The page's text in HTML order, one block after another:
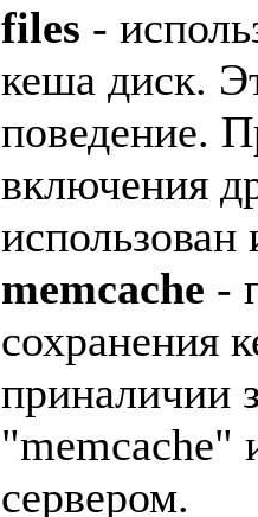
files -
кеша диск.
поведение.
включения
использован
memcache -
сохранения
приналичии
"memcache"
сервером.